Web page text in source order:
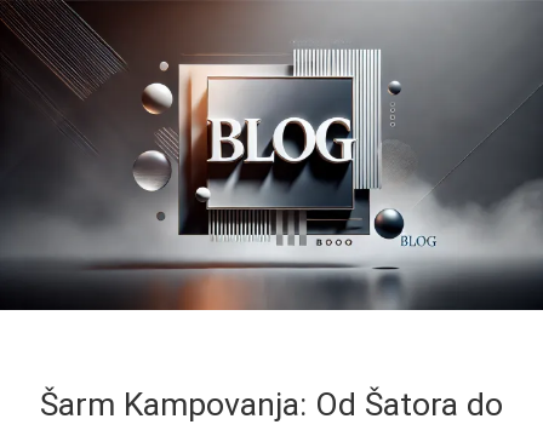
Šarm Kampovanja: Od Šatora do